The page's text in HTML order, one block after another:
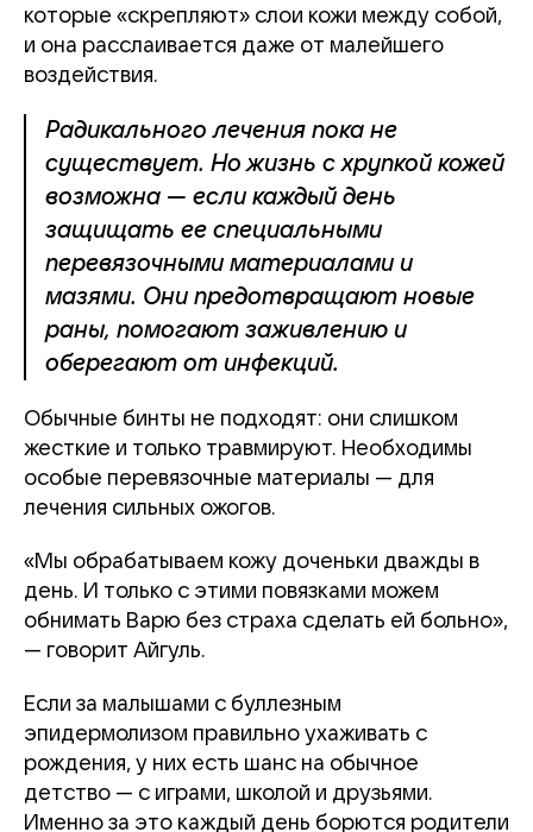
которые «скрепляют» слои кожи между собой,
и она расслаивается даже от малейшего
воздействия.
Радикального лечения пока не
существует. Но жизнь с хрупкой кожей
возможна — если каждый день
защищать ее специальными
перевязочными материалами и
мазями. Они предотвращают новые
раны, помогают заживлению и
оберегают от инфекций.
Обычные бинты не подходят: они слишком
жесткие и только травмируют. Необходимы
особые перевязочные материалы — для
лечения сильных ожогов.
«Мы обрабатываем кожу доченьки дважды в
день. И только с этими повязками можем
обнимать Варю без страха сделать ей больно»,
— говорит Айгуль.
Если за малышами с буллезным
эпидермолизом правильно ухаживать с
рождения, у них есть шанс на обычное
детство — с играми, школой и друзьями.
Именно за это каждый день борются родители